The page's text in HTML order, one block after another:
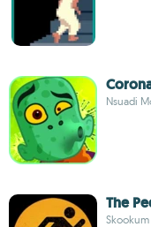
Nsuadi
The